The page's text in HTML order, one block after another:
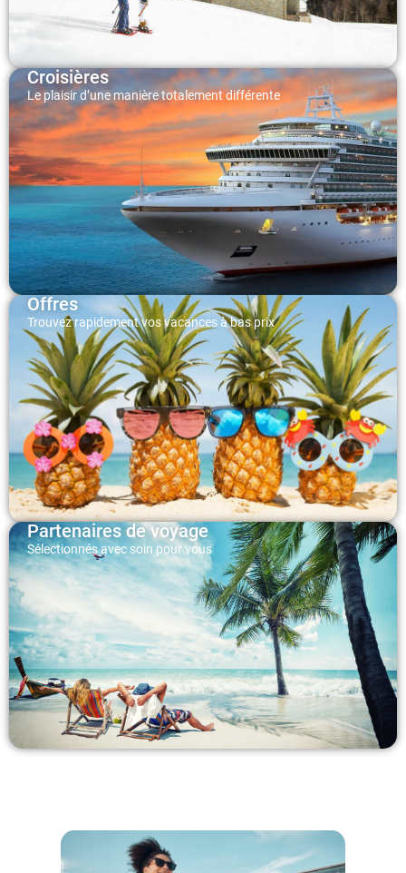
Croisières
Le plaisir d’une manière totalement différente
Offres
Trouvez rapidement vos vacances à bas prix
Partenaires de voyage
Sélectionnés avec soin pour vous